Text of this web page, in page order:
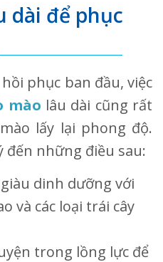
dài để phục
phục ban đầu, việc
mào lâu dài cũng rất
lấy lại phong độ.
đến những điều sau:
dinh dưỡng với
và các loại trái cây
trong lồng lực để